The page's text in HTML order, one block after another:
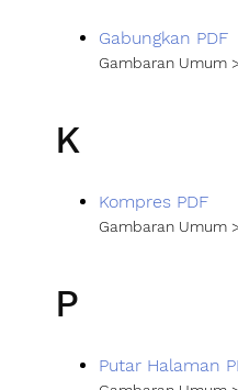
Gabungkan PDF
Gambaran Umum
K
Kompres PDF
Gambaran Umum
P
Putar Halaman